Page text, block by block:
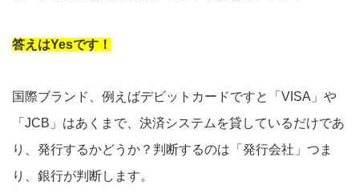
答えはYesです！
国際ブランド、例えばデビットカードですと「VISA」や
「JCB」はあくまで、決済システムを貸しているだけであ
り、発行するかどうか？判断するのは「発行会社」つま
り、銀行が判断します。